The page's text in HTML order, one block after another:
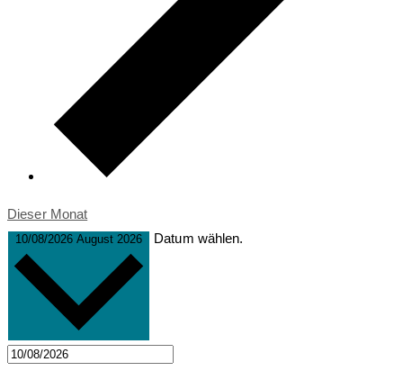
Dieser Monat
10/08/2026 August 2026 Datum wählen.